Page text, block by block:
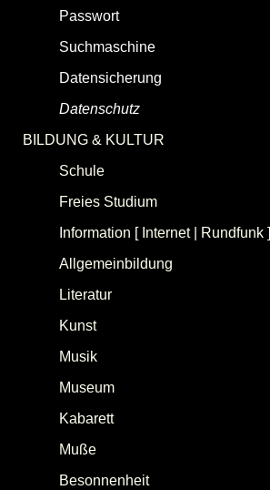
Passwort
Suchmaschine
Datensicherung
Datenschutz
BILDUNG & KULTUR
Schule
Freies Studium
Information [ Internet | Rundfunk ]
Allgemeinbildung
Literatur
Kunst
Musik
Museum
Kabarett
Muße
Besonnenheit